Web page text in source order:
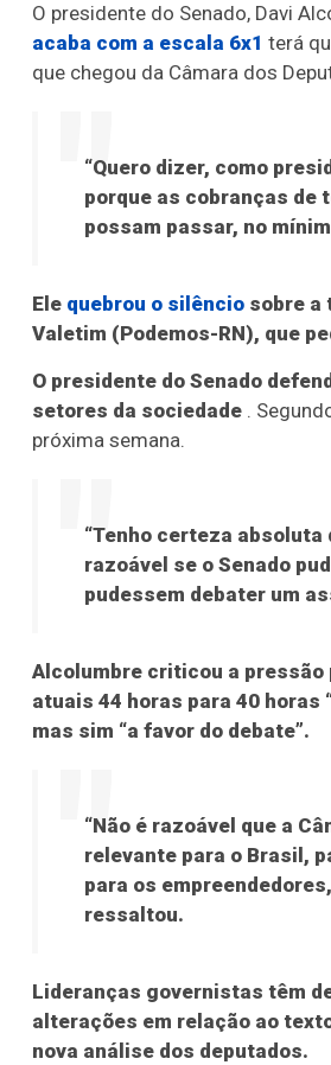
O presidente do Senado, Davi
acaba com a escala 6x1 terá
que chegou da Câmara dos
“Quero dizer, como
porque as cobranças de
possam passar, no
Ele quebrou o silêncio sobre a
Valetim (Podemos-RN), que
O presidente do Senado
setores da sociedade .
próxima semana.
“Tenho certeza
razoável se o Senado
pudessem debater um
Alcolumbre criticou a pressão
atuais 44 horas para 40 horas
mas sim “a favor do debate”.
“Não é razoável que a
relevante para o Brasil,
para os
ressaltou.
Lideranças governistas têm
alterações em relação ao
nova análise dos deputados.